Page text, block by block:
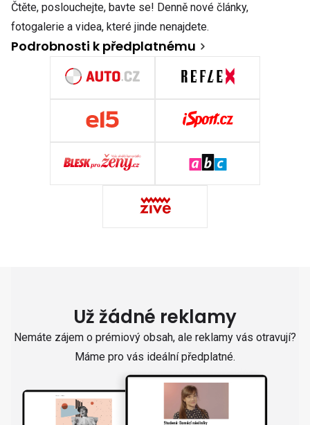
Čtěte, poslouchejte, bavte se! Denně nové články,
fotogalerie a videa, které jinde nenajdete.
Podrobnosti k předplatnému
Už žádné reklamy
Nemáte zájem o prémiový obsah, ale reklamy vás otravují?
Máme pro vás ideální předplatné.